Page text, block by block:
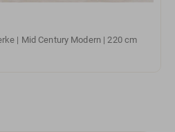
| Mid Century Modern | 220 cm